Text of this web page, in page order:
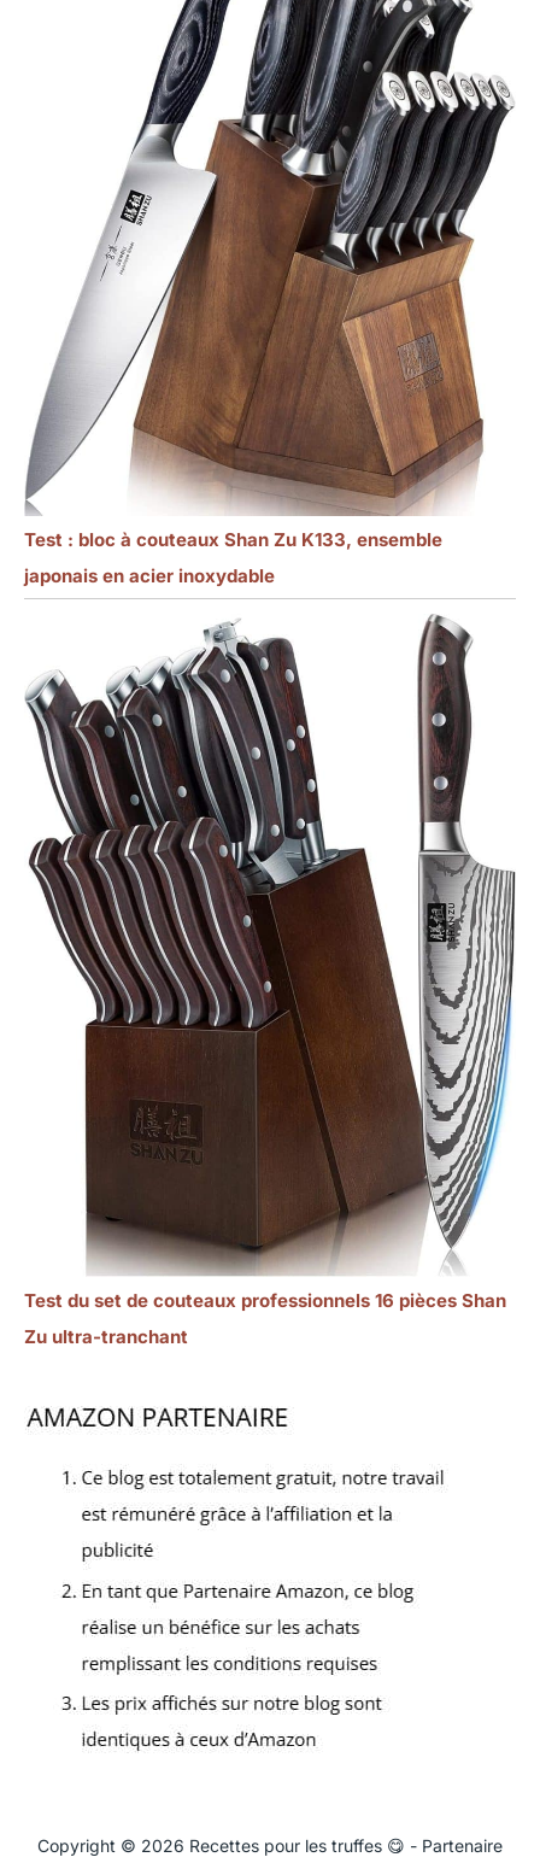
Test : bloc à couteaux Shan Zu K133, ensemble
japonais en acier inoxydable
Test du set de couteaux professionnels 16 pièces Shan
Zu ultra-tranchant
Copyright © 2026 Recettes pour les truffes 😋 - Partenaire